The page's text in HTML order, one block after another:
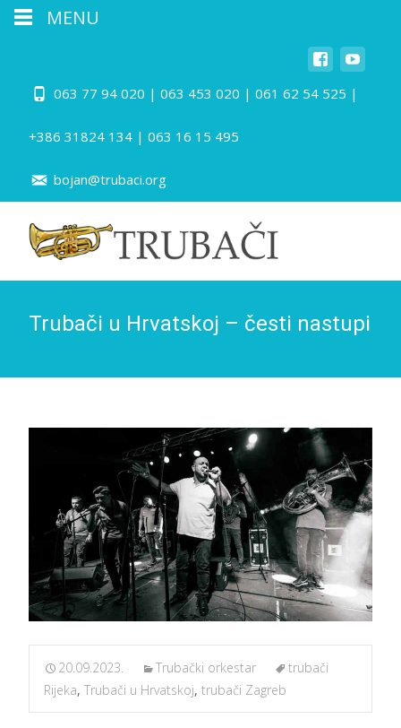
063 77 94 020 | 063 453 020 | 061 62 54 525 |
+386 31824 134 | 063 16 15 495
bojan@trubaci.org
Trubači u Hrvatskoj – česti nastupi
20.09.2023. Trubački orkestar
trubači
Rijeka, Trubači u Hrvatskoj, trubači Zagreb
MENU